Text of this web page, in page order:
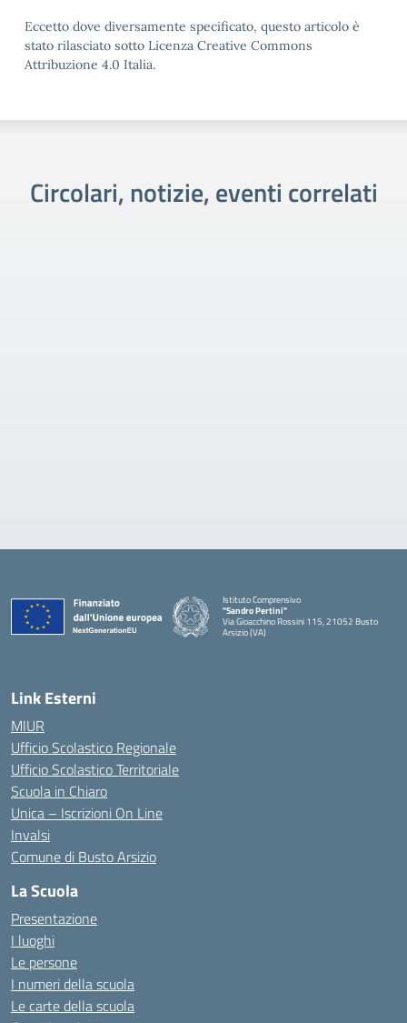
Eccetto dove diversamente specificato, questo articolo è
stato rilasciato sotto Licenza Creative Commons
Attribuzione 4.0 Italia.
Circolari, notizie, eventi correlati
Istituto Comprensivo
"Sandro Pertini"
Via Gioacchino Rossini 115, 21052 Busto
Arsizio (VA)
Link Esterni
MIUR
Ufficio Scolastico Regionale
Ufficio Scolastico Territoriale
Scuola in Chiaro
Unica – Iscrizioni On Line
Invalsi
Comune di Busto Arsizio
La Scuola
Presentazione
I luoghi
Le persone
I numeri della scuola
Le carte della scuola